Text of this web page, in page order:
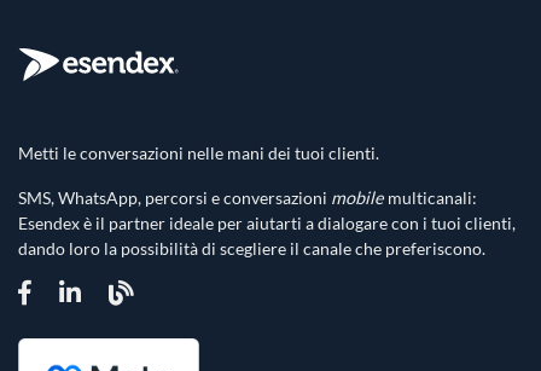
Metti le conversazioni nelle mani dei tuoi clienti.
SMS, WhatsApp, percorsi e conversazioni mobile multicanali:
Esendex è il partner ideale per aiutarti a dialogare con i tuoi clienti,
dando loro la possibilità di scegliere il canale che preferiscono.